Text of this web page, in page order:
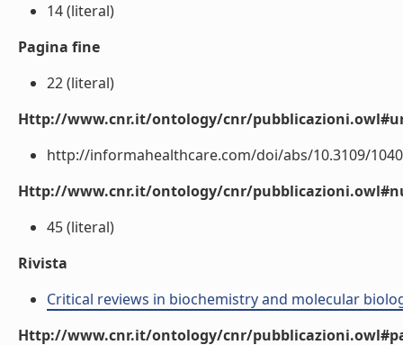
14 (literal)
Pagina fine
22 (literal)
Http://www.cnr.it/ontology/cnr/
http://informahealthcare.com/doi/abs/10.3109/
Http://www.cnr.it/ontology/cnr/
45 (literal)
Rivista
Critical reviews in biochemistry and molecular
Http://www.cnr.it/ontology/cnr/